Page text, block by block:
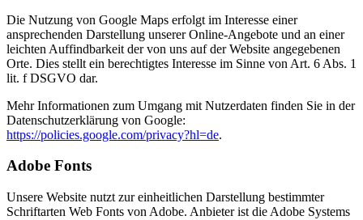
Die Nutzung von Google Maps erfolgt im Interesse einer
ansprechenden Darstellung unserer Online-Angebote und an einer
leichten Auffindbarkeit der von uns auf der Website angegebenen
Orte. Dies stellt ein berechtigtes Interesse im Sinne von Art. 6 Abs. 1
lit. f DSGVO dar.
Mehr Informationen zum Umgang mit Nutzerdaten finden Sie in der
Datenschutzerklärung von Google:
https://policies.google.com/privacy?hl=de.
Adobe Fonts
Unsere Website nutzt zur einheitlichen Darstellung bestimmter
Schriftarten Web Fonts von Adobe. Anbieter ist die Adobe Systems